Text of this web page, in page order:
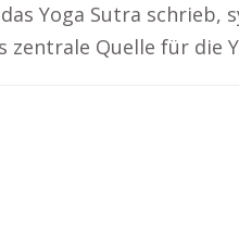
das Yoga Sutra
zentrale Quelle für die